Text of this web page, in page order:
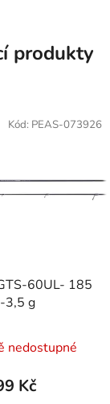
produkty
60UL- 185
3,5 g
nedostupné
Kč
Kód: PEAS-073926